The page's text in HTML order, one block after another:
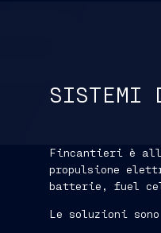
SISTEMI
Fincantieri è
propulsione
batterie, fuel
Le soluzioni